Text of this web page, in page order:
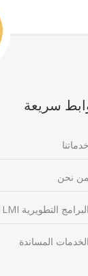
سريعة
خدماتنا
من نحن
البرامج التطويرية LMI
الخدمات المساندة